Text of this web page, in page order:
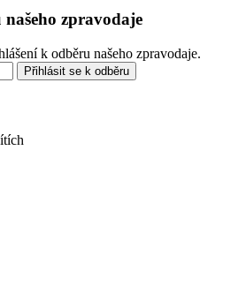
zpravodaje
k odběru našeho zpravodaje.
Přihlásit se k odběru